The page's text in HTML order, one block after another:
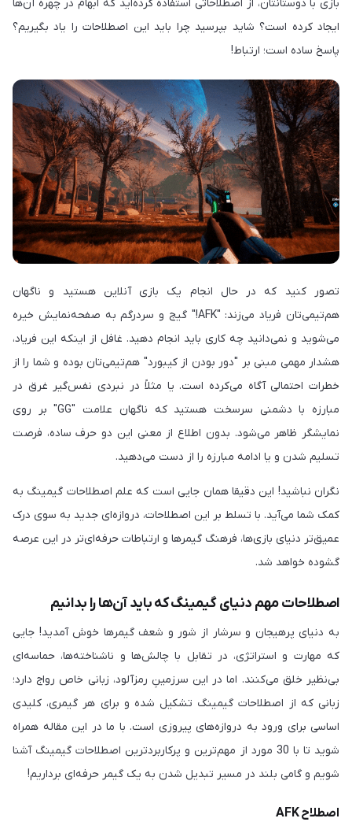
بازی با دوستانتان، از اصطلاحاتی استفاده کرده‌اید که ابهام در چهره آن‌ها
ایجاد کرده است؟ شاید بپرسید چرا باید این اصطلاحات را یاد بگیریم؟
پاسخ ساده است؛ ارتباط!
تصور کنید که در حال انجام یک بازی آنلاین هستید و ناگهان
هم‌تیمی‌تان فریاد می‌زند: "AFK!" گیج و سردرگم به صفحه‌نمایش خیره
می‌شوید و نمی‌دانید چه کاری باید انجام دهید. غافل از اینکه این فریاد،
هشدار مهمی مبنی بر "دور بودن از کیبورد" هم‌تیمی‌تان بوده و شما را از
خطرات احتمالی آگاه می‌کرده است. یا مثلاً در نبردی نفس‌گیر غرق در
مبارزه با دشمنی سرسخت هستید که ناگهان علامت "GG" بر روی
نمایشگر ظاهر می‌شود. بدون اطلاع از معنی این دو حرف ساده، فرصت
تسلیم شدن و یا ادامه مبارزه را از دست می‌دهید.
نگران نباشید! این دقیقا همان جایی است که علم اصطلاحات گیمینگ به
کمک شما می‌آید. با تسلط بر این اصطلاحات، دروازه‌ای جدید به سوی درک
عمیق‌تر دنیای بازی‌ها، فرهنگ گیمرها و ارتباطات حرفه‌ای‌تر در این عرصه
گشوده خواهد شد.
اصطلاحات مهم دنیای گیمینگ که باید آن‌ها را بدانیم
به دنیای پرهیجان و سرشار از شور و شعف گیمرها خوش آمدید! جایی
که مهارت و استراتژی، در تقابل با چالش‌ها و ناشناخته‌ها، حماسه‌ای
بی‌نظیر خلق می‌کنند. اما در این سرزمینِ رمزآلود، زبانی خاص رواج دارد؛
زبانی که از اصطلاحات گیمینگ تشکیل شده و برای هر گیمری، کلیدی
اساسی برای ورود به دروازه‌های پیروزی است. با ما در این مقاله همراه
شوید تا با 30 مورد از مهم‌ترین و پرکاربردترین اصطلاحات گیمینگ آشنا
شویم و گامی بلند در مسیر تبدیل شدن به یک گیمر حرفه‌ای برداریم!
اصطلاح AFK